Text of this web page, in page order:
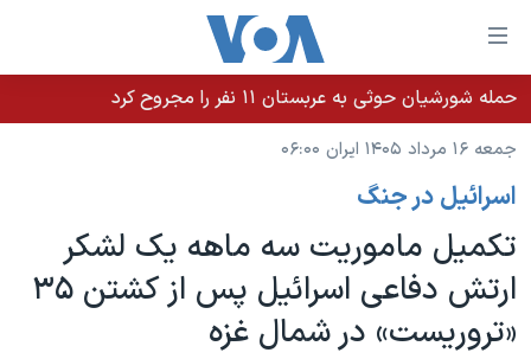
لینکهای
قابل
دسترسی
جهش
محتوای
اصلی
جهش
به
صفحه
خانه
نسخه سبک وب‌سایت
موضوع ها
ایران
آمریکا
جهان
برنامه های تلویزیونی
جدول برنامه ها
صفحه‌های ویژه
حمله شورشیان حوثی به عربستان ۱۱ نفر را مجروح کرد
جمعه ۱۶ مرداد ۱۴۰۵ ایران ۰۶:۰۰
اسرائیل در جنگ
تکمیل ماموریت سه ماهه یک لشکر
ارتش دفاعی اسرائیل پس از کشتن ۳۵
«تروریست» در شمال غزه